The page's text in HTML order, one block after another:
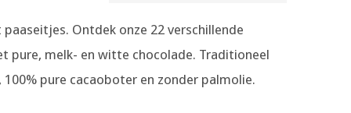
Ontdek onze 22 verschillende
pure, melk- en witte chocolade. Traditioneel
100% pure cacaoboter en zonder palmolie.